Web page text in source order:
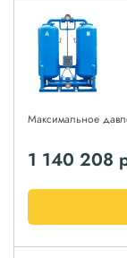
Максимальное
1 140 208